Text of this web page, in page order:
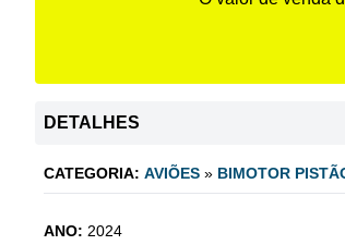
DETALHES
CATEGORIA: AVIÕES » BIMOTOR
ANO: 2024